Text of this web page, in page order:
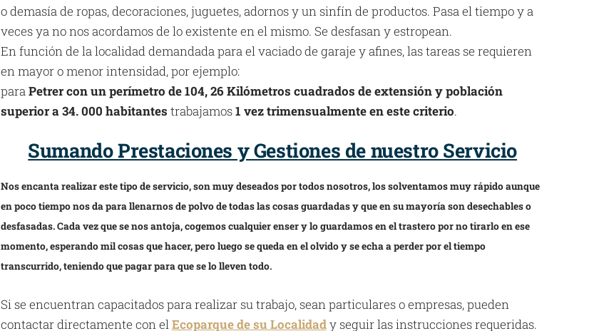
o demasía de ropas, decoraciones, juguetes, adornos y un sinfín de productos. Pasa el tiempo y a
veces ya no nos acordamos de lo existente en el mismo. Se desfasan y estropean.
En función de la localidad demandada para el vaciado de garaje y afines, las tareas se requieren
en mayor o menor intensidad, por ejemplo:
paraPetrer con un perímetro de 104, 26 Kilómetros cuadrados de extensión y población
superior a 34. 000 habitantes trabajamos1 vez trimensualmente en este criterio.
Sumando Prestaciones y Gestiones de nuestro Servicio
Nos encanta realizar este tipo de servicio, son muy deseados por todos nosotros, los solventamos muy rápido aunque
en poco tiempo nos da para llenarnos de polvo de todas las cosas guardadas y que en su mayoría son desechables o
desfasadas. Cada vez que se nos antoja, cogemos cualquier enser y lo guardamos en el trastero por no tirarlo en ese
momento, esperando mil cosas que hacer, pero luego se queda en el olvido y se echa a perder por el tiempo
transcurrido, teniendo que pagar para que se lo lleven todo.
Si se encuentran capacitados para realizar su trabajo, sean particulares o empresas, pueden
contactar directamente con elEcoparque de su Localidady seguir las instrucciones requeridas.